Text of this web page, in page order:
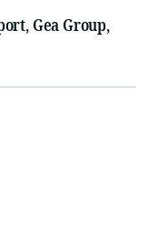
Gea Group,